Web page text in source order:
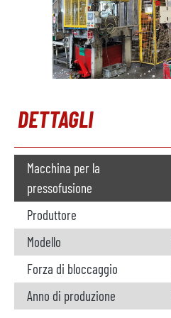
DETTAGLI
Macchina per la
pressofusione
Produttore
Modello
Forza di bloccaggio
Anno di produzione